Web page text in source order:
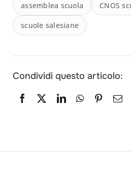
assemblea scuola CNOS
scuole salesiane
Condividi questo articolo: